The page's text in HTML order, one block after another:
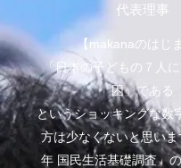
代表理事
【makanaのはじ
「日本の子どもの７人
困」である
というショッキングな数
方は少なくないと思い
年 国民生活基礎調査」